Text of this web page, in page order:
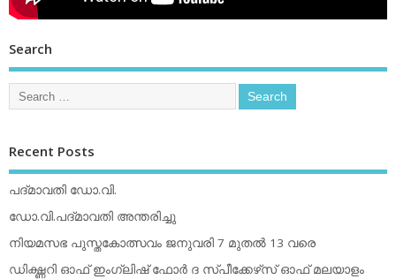
Search
Recent Posts
പദ്മാവതി ഡോ.വി.
ഡോ.വി.പദ്മാവതി അന്തരിച്ചു
നിയമസഭ പുസ്തകോത്സവം ജനുവരി 7 മുതല്‍ 13 വരെ
ഡിക്ഷ്ണറി ഓഫ് ഇംഗ്ലിഷ് ഫോര്‍ ദ സ്പീക്കേഴ്‌സ് ഓഫ് മലയാളം